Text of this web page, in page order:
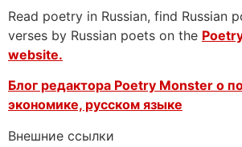
Read poetry in Russian, find Russian
verses by Russian poets on the
website.
Блог редактора Poetry Monster о
экономике, русском языке
Внешние ссылки